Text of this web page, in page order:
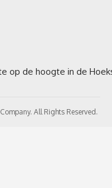
All Rights Reserved.